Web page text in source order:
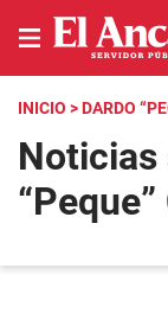
INICIO > DARDO
Noticias